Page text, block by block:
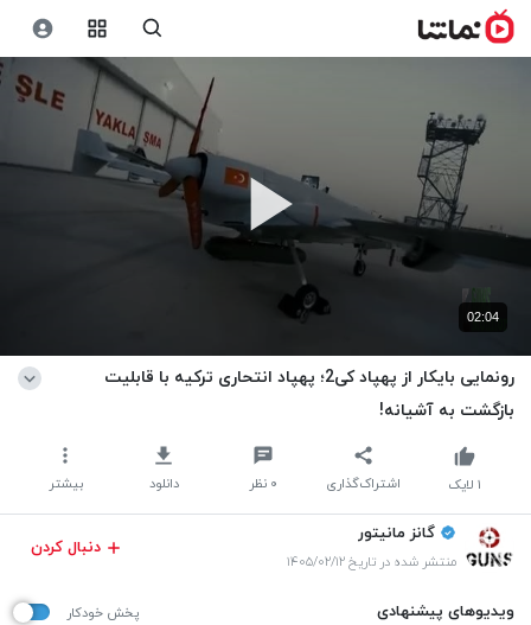
02:04
رونمایی بایکار از پهپاد کی2؛ پهپاد انتحاری ترکیه با قابلیت
بازگشت به آشیانه!
اشتراک‌گذاری ۰ نظر دانلود بیشتر ۱ لایک
گانز مانیتور
منتشر شده در تاریخ ۱۴۰۵/۰۲/۱۲
دنبال کردن
ویدیوهای پیشنهادی پخش خودکار